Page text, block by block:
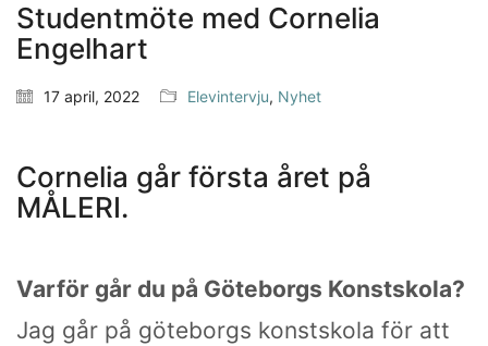
Studentmöte med Cornelia
Engelhart
17 april, 2022 Elevintervju, Nyhet
Cornelia går första året på
MÅLERI.
Varför går du på Göteborgs Konstskola?
Jag går på göteborgs konstskola för att